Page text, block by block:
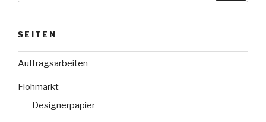
SEITEN
Auftragsarbeiten
Flohmarkt
Designerpapier